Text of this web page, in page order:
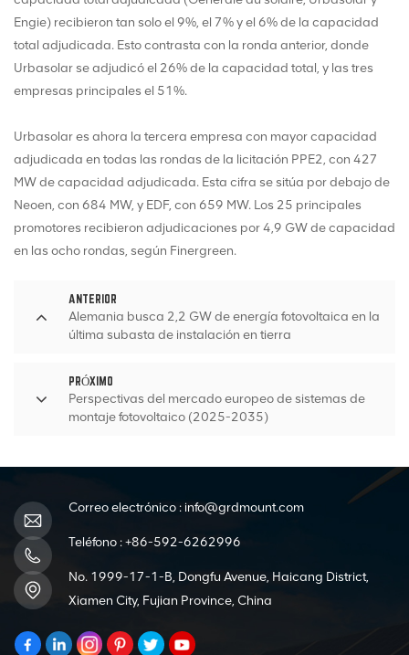
Engie) recibieron tan solo el 9%, el 7% y el 6% de la capacidad
total adjudicada. Esto contrasta con la ronda anterior, donde
Urbasolar se adjudicó el 26% de la capacidad total, y las tres
empresas principales el 51%.
Urbasolar es ahora la tercera empresa con mayor capacidad
adjudicada en todas las rondas de la licitación PPE2, con 427
MW de capacidad adjudicada. Esta cifra se sitúa por debajo de
Neoen, con 684 MW, y EDF, con 659 MW. Los 25 principales
promotores recibieron adjudicaciones por 4,9 GW de capacidad
en las ocho rondas, según Finergreen.
ANTERIOR
Alemania busca 2,2 GW de energía fotovoltaica en la
última subasta de instalación en tierra
PRÓXIMO
Perspectivas del mercado europeo de sistemas de
montaje fotovoltaico (2025-2035)
Correo electrónico : info@grdmount.com
Teléfono :+86-592-6262996
No. 1999-17-1-B, Dongfu Avenue, Haicang District,
Xiamen City, Fujian Province, China